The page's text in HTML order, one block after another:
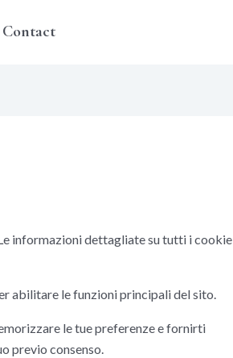
Contact
informazioni dettagliate su tutti i cookie
abilitare le funzioni principali del sito.
le tue preferenze e fornirti
previo consenso.